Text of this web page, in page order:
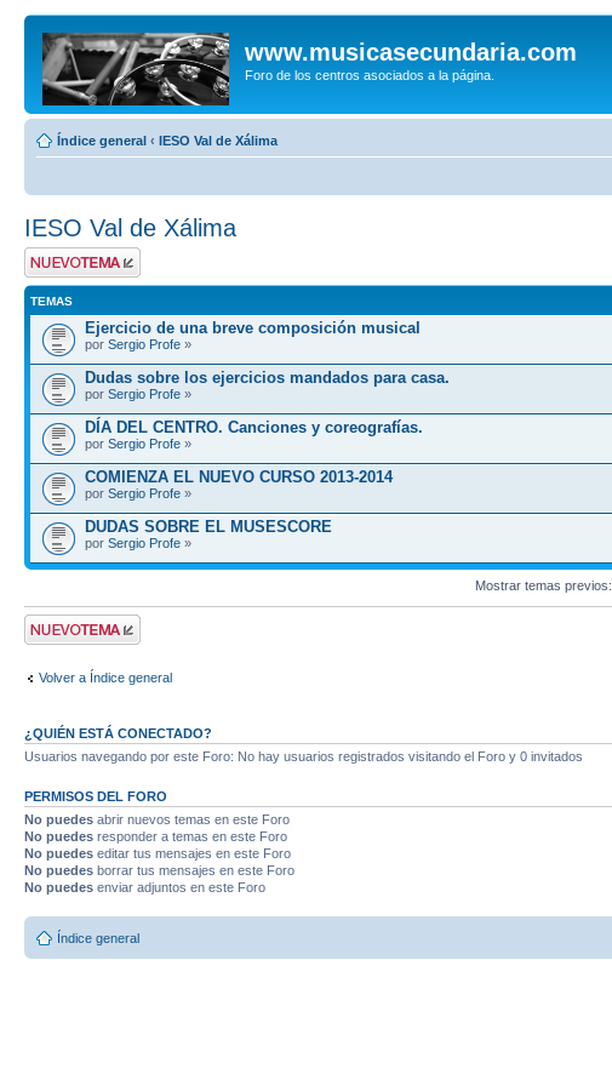
www.musicasecundaria.com
Foro de los centros asociados a la página.
Índice general ‹ IESO Val de Xálima
IESO Val de Xálima
Publicar un nuevo
tema
TEMAS
Ejercicio de una breve composición musical
por Sergio Profe »
Dudas sobre los ejercicios mandados para casa.
por Sergio Profe »
DÍA DEL CENTRO. Canciones y coreografías.
por Sergio Profe »
COMIENZA EL NUEVO CURSO 2013-2014
por Sergio Profe »
DUDAS SOBRE EL MUSESCORE
por Sergio Profe »
Mostrar temas previos:
Publicar un nuevo
tema
Volver a Índice general
¿QUIÉN ESTÁ CONECTADO?
Usuarios navegando por este Foro: No hay usuarios registrados visitando el Foro y 0 invitados
PERMISOS DEL FORO
No puedes abrir nuevos temas en este Foro
No puedes responder a temas en este Foro
No puedes editar tus mensajes en este Foro
No puedes borrar tus mensajes en este Foro
No puedes enviar adjuntos en este Foro
Índice general